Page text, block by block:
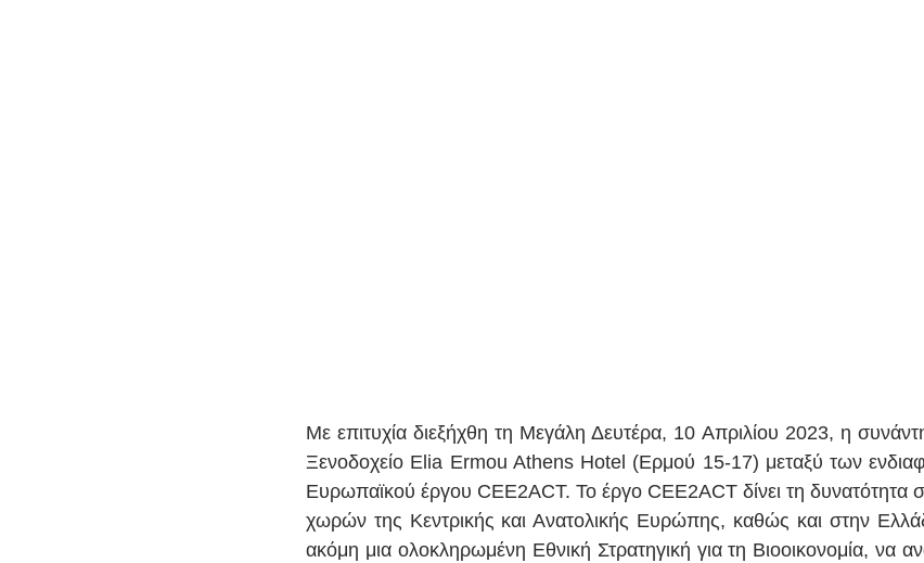
Με επιτυχία διεξήχθη τη Μεγάλη Δευτέρα, 10 Απριλίου 2023, η
Ξενοδοχείο Elia Ermou Athens Hotel (Ερμού 15-17) μεταξύ των
Ευρωπαϊκού έργου CEE2ACT. Το έργο CEE2ACT δίνει τη δυνατότητα
χωρών της Κεντρικής και Ανατολικής Ευρώπης, καθώς και στην
ακόμη μια ολοκληρωμένη Εθνική Στρατηγική για τη Βιοοικονομία, να